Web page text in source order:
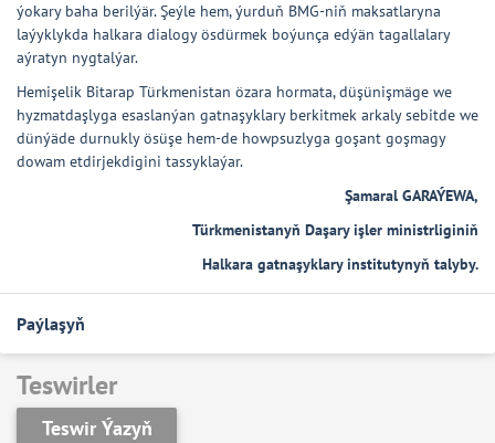
ýokary baha berilýär. Şeýle hem, ýurduň BMG-niň maksatlaryna
laýyklykda halkara dialogy ösdürmek boýunça edýän tagallalary
aýratyn nygtalýar.
Hemişelik Bitarap Türkmenistan özara hormata, düşünişmäge we
hyzmatdaşlyga esaslanýan gatnaşyklary berkitmek arkaly sebitde we
dünýäde durnukly ösüşe hem-de howpsuzlyga goşant goşmagy
dowam etdirjekdigini tassyklaýar.
Şamaral GARAÝEWA,
Türkmenistanyň Daşary işler ministrliginiň
Halkara gatnaşyklary institutynyň talyby.
Paýlaşyň
Teswirler
Teswir Ýazyň